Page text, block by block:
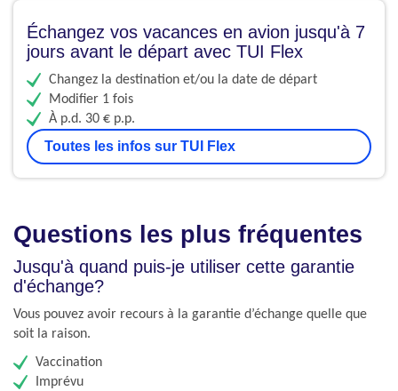
Échangez vos vacances en avion jusqu'à 7
jours avant le départ avec TUI Flex
Changez la destination et/ou la date de départ
Modifier 1 fois
À p.d. 30 € p.p.
Toutes les infos sur TUI Flex
Questions les plus fréquentes
Jusqu'à quand puis-je utiliser cette garantie
d'échange?
Vous pouvez avoir recours à la garantie d’échange quelle que
soit la raison.
Vaccination
Imprévu